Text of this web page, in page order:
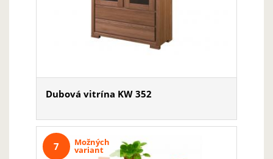
Dubová vitrína KW 352
Možných
variant
7